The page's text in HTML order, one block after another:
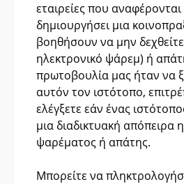
εταιρείες που
δημιουργήσει μια
βοηθήσουν να μην
ηλεκτρονικό ψάρεμ) ή
πρωτοβουλία μας ήταν να
αυτόν τον ιστότοπο,
ελέγξετε εάν ένας
μια διαδικτυακή απόπειρα
ψαρέματος ή απάτης.
Μπορείτε να